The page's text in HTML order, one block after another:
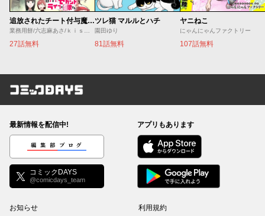
追放されたチート付与魔術師は気ままなセカンドライフを謳歌する。 ～俺は武器だけじゃなく、あらゆるものに『強化ポイント』を付与できるし、俺の意思でいつでも効果を解除できるけど、残った人たち大丈夫？～
27話無料
ツレ猫 マルルとハチ
園田ゆり
81話無料
ヤニねこ
にゃんにゃんファクトリー
107話無料
コミックDAYS
最新情報を配信中!
編集部ブログ
コミックDAYS
@comicdays_team
アプリもあります
お知らせ
利用規約